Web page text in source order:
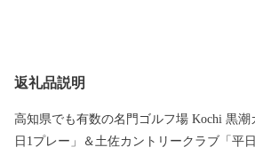
返礼品説明
高知県でも有数の名門ゴルフ場 Kochi 黒
日1プレー」＆土佐カントリークラブ「平